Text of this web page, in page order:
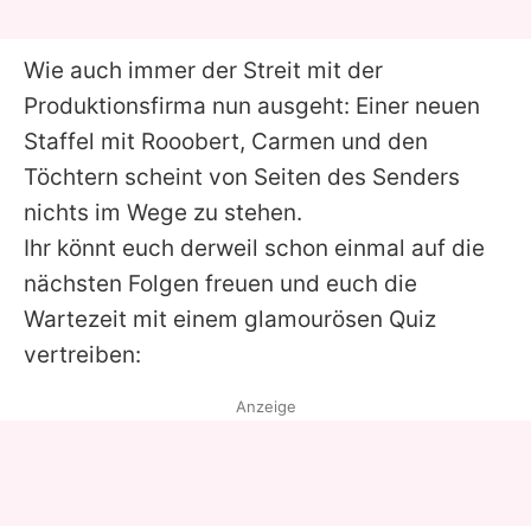
Wie auch immer der Streit mit der
Produktionsfirma nun ausgeht: Einer neuen
Staffel mit Rooobert, Carmen und den
Töchtern scheint von Seiten des Senders
nichts im Wege zu stehen.
Ihr könnt euch derweil schon einmal auf die
nächsten Folgen freuen und euch die
Wartezeit mit einem glamourösen Quiz
vertreiben:
Anzeige